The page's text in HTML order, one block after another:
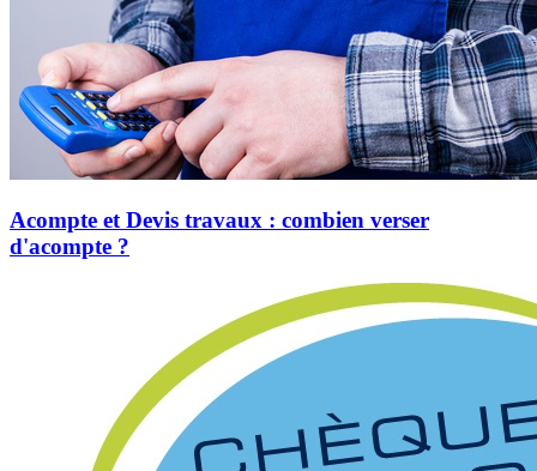
Acompte et Devis travaux : combien verser
d'acompte ?